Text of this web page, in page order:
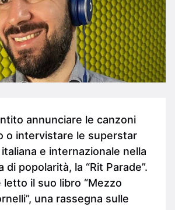
annunciare le canzoni
o intervistare le superstar
e internazionale nella
di popolarità, la “Rit Parade”.
letto il suo libro “Mezzo
una rassegna sulle